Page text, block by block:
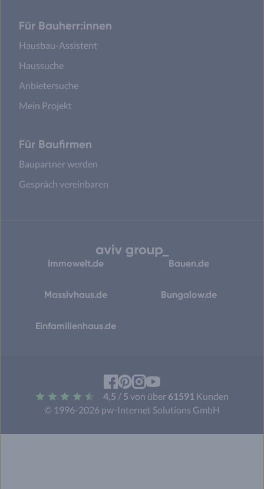
Für Bauherr:innen
Hausbau-Assistent
Haussuche
Anbietersuche
Mein Projekt
Für Baufirmen
Baupartner werden
Gespräch vereinbaren
Immowelt.de Bauen.de
Massivhaus.de Bungalow.de
Einfamilienhaus.de
© 1996-2026 pw-Internet Solutions GmbH
4,5 / 5 von über 61591 Kunden
Facebook
Pinterest
Instagram